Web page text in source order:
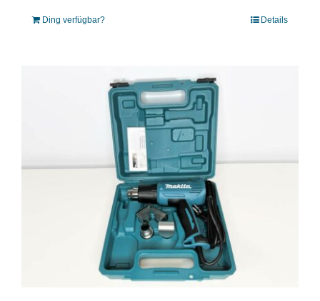
Ding verfügbar? Details